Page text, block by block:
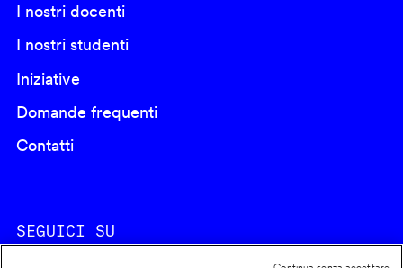
I nostri docenti
I nostri studenti
Iniziative
Domande frequenti
Contatti
SEGUICI SU